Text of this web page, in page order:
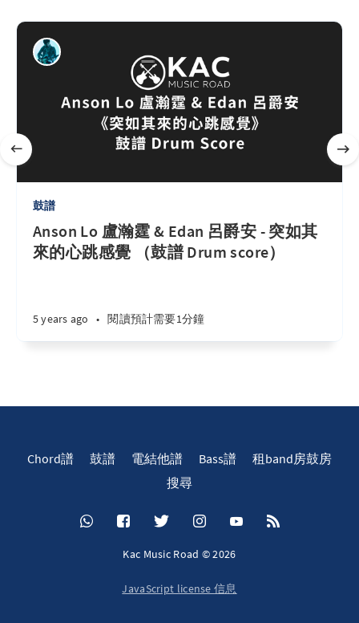
鼓譜
Anson Lo 盧瀚霆 & Edan 呂爵安 - 突如其
來的心跳感覺 （鼓譜 Drum score）
5 years ago • 閱讀預計需要1分鐘
Chord譜 鼓譜 電結他譜 Bass譜
租band房鼓房
搜尋
Kac Music Road © 2026
JavaScript license 信息